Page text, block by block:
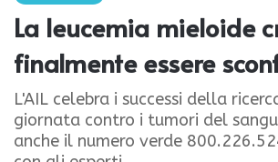
La leucemia mieloide
finalmente essere
L'AIL celebra i successi della
giornata contro i tumori del
anche il numero verde